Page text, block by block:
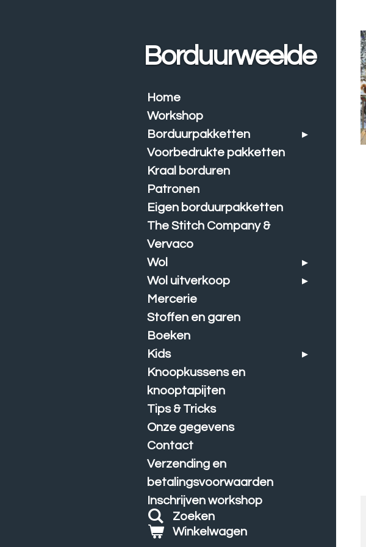
Borduurweelde
Home
Workshop
Borduurpakketten
Voorbedrukte pakketten
Kraal borduren
Patronen
Eigen borduurpakketten
The Stitch Company &
Vervaco
Wol
Wol uitverkoop
Mercerie
Stoffen en garen
Boeken
Kids
Knoopkussens en
knooptapijten
Tips & Tricks
Onze gegevens
Contact
Verzending en
betalingsvoorwaarden
Inschrijven workshop
Zoeken
Winkelwagen